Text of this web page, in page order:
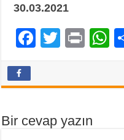
30.03.2021
F
o
T
Pr
Bir cevap yazın